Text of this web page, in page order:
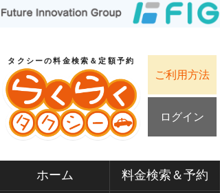
タクシーの料金検索＆定額予約
ご利用方法
ログイン
ホーム 料金検索＆予約